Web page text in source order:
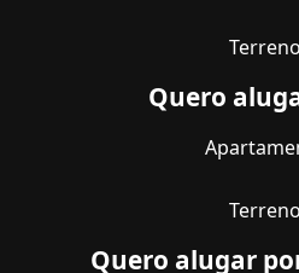
Quero
Quero alugar